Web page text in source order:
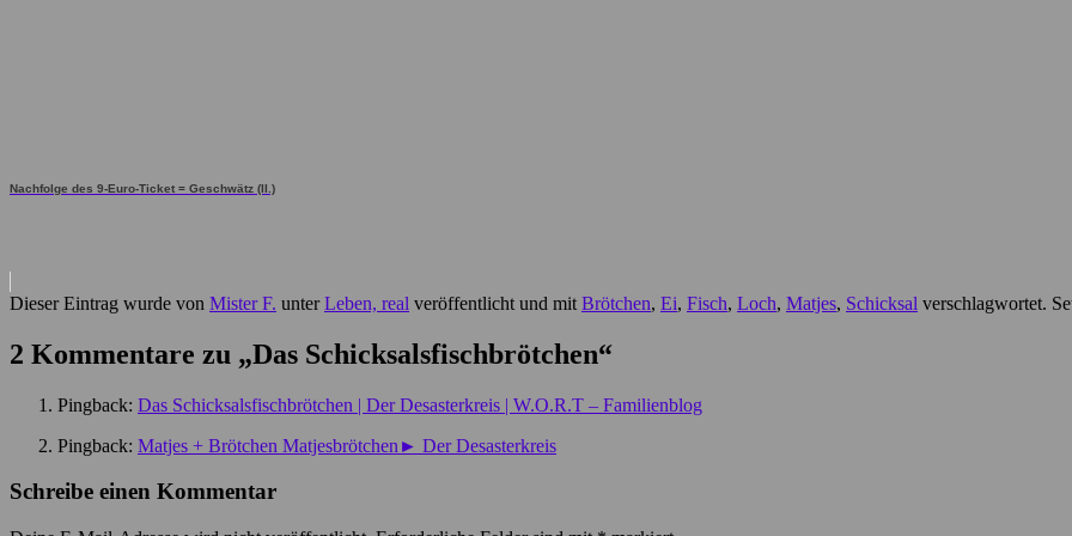
Nachfolge des 9-Euro-Ticket = Geschwätz (II.)
Dieser Eintrag wurde von Mister F. unterLeben, real veröffentlicht und mit Brötchen, Ei, Fisch, Loch, Matjes, Schicksal verschlagwortet.
2 Kommentare zu „Das Schicksalsfischbrötchen“
Pingback: Das Schicksalsfischbrötchen | Der Desasterkreis | W.O.R.T – Familienblog
Pingback: Matjes + Brötchen Matjesbrötchen► Der Desasterkreis
Schreibe einen Kommentar